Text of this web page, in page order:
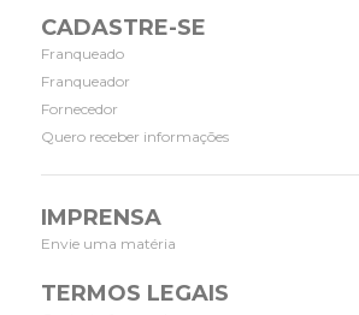
CADASTRE-SE
Franqueado
Franqueador
Fornecedor
Quero receber informações
IMPRENSA
Envie uma matéria
TERMOS LEGAIS